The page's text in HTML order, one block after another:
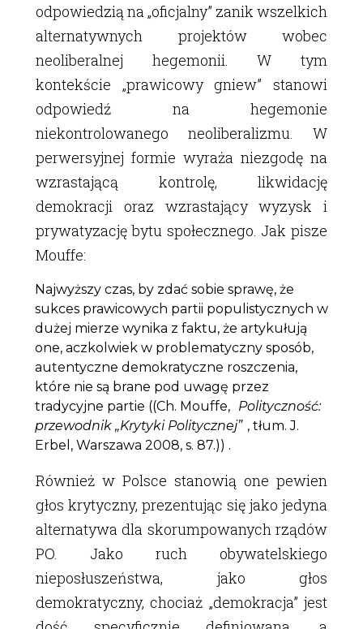
odpowiedzią na „oficjalny” zanik wszelkich
alternatywnych projektów wobec
neoliberalnej hegemonii. W tym
kontekście „prawicowy gniew” stanowi
odpowiedź na hegemonie
niekontrolowanego neoliberalizmu. W
perwersyjnej formie wyraża niezgodę na
wzrastającą kontrolę, likwidację
demokracji oraz wzrastający wyzysk i
prywatyzację bytu społecznego. Jak pisze
Mouffe:
Najwyższy czas, by zdać sobie sprawę, że
sukces prawicowych partii populistycznych w
dużej mierze wynika z faktu, że artykułują
one, aczkolwiek w problematyczny sposób,
autentyczne demokratyczne roszczenia,
które nie są brane pod uwagę przez
tradycyjne partie ((Ch. Mouffe, Polityczność:
przewodnik „Krytyki Politycznej” , tłum. J.
Erbel, Warszawa 2008, s. 87.)) .
Również w Polsce stanowią one pewien
głos krytyczny, prezentując się jako jedyna
alternatywa dla skorumpowanych rządów
PO. Jako ruch obywatelskiego
nieposłuszeństwa, jako głos
demokratyczny, chociaż „demokracja” jest